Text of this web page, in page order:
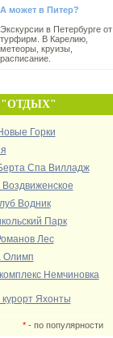
А может в Питер?
Экскурсии в Петербурге от
турфирм. В Карелию,
метеоры, круизы,
расписание.
"ОТДЫХ"
Горки
Спа Вилладж
Водник
Парк
Лес
Олимп
Немчиновка
Яхонты
*- по популярности